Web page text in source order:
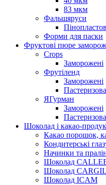
83 мкм
Фальшяруси
Форми для паски
Фруктові пюре
Crops
Заморожені
Фрутіленд
Заморожені
ЯГурман
Заморожені
Шоколад і какао-
Какао порошок,
Кондитерські
Начинки та
Шоколад
Шоколад
Шоколад ICAM